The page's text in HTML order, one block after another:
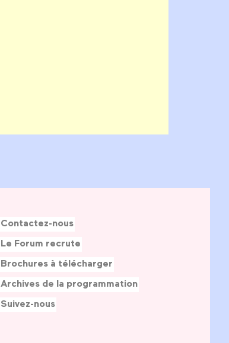
Contactez-nous
Le Forum recrute
Brochures à télécharger
Archives de la programmation
Suivez-nous